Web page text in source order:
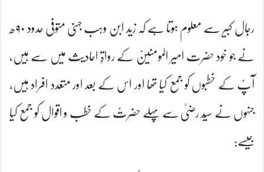
رجال کبیر سے معلوم ہوتا ہے کہ زید ابن وہب جہنی متوفی حدود ۹۰ھ
نے جو خود حضرت امیر المومنینؑ کے رواۃِ احادیث میں سے ہیں،
آپؑ کے خطبوں کو جمع کیا تھا اور اس کے بعد اور متعدد افراد ہیں،
جنہوں نے سیّد رضیؒ سے پہلے حضرتؑ کے خطب و اقوال کو جمع کیا
جیسے: